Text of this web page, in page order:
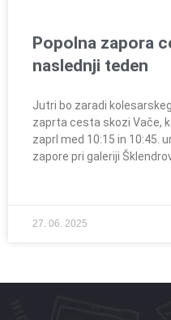
Popolna zapora
naslednji teden
Jutri bo zaradi
zaprta cesta skozi Vače,
zaprl med 10:15 in 10:45.
zapore pri galeriji
27. 06. 2025